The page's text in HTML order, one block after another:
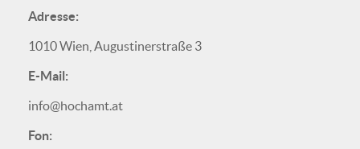
Adresse:
1010 Wien, Augustinerstraße 3
E-Mail:
info@hochamt.at
Fon: